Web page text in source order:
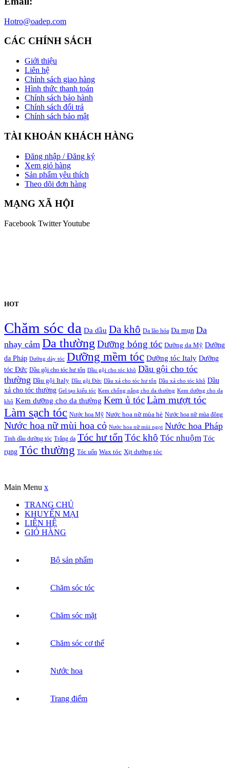
Hotro@oadep.com
CÁC CHÍNH SÁCH
Giới thiệu
Liên hệ
Chính sách giao hàng
Hình thức thanh toán
Chính sách bảo hành
Chính sách đổi trả
Chính sách bảo mật
TÀI KHOẢN KHÁCH HÀNG
Đăng nhập / Đăng ký
Xem giỏ hàng
Sản phẩm yêu thích
Theo dõi đơn hàng
MẠNG XÃ HỘI
Facebook TwitterYoutube
HOT
Chăm sóc da Da dầu Da khô Da lão hóa Da mụn Da
nhạy cảm Da thường Dưỡng bóng tóc Dưỡng da Mỹ Dưỡng
da Pháp Dưỡng dày tóc Dưỡng mềm tóc Dưỡng tóc Italy Dưỡng
tóc Đức Dầu gội cho tóc hư tổn Dầu gội cho tóc khô Dầu gội cho tóc
thường Dầu gội Italy Dầu gội Đức Dầu xả cho tóc hư tổn Dầu xả cho tóc khô Dầu
xả cho tóc thường Gel tạo kiểu tóc Kem chống nắng cho da thường Kem dưỡng cho da
khô Kem dưỡng cho da thường Kem ủ tócLàm mượt tóc
Làm sạch tóc Nước hoa Mỹ Nước hoa nữ mùa hè Nước hoa nữ mùa đông
Nước hoa nữ mùi hoa cỏ Nước hoa nữ mùi ngọt Nước hoa Pháp
Tinh dầu dưỡng tóc Trắng da Tóc hư tổnTóc khô Tóc nhuộm Tóc
rụng Tóc thường Tóc uốn Wax tóc Xịt dưỡng tóc
Main Menu x
TRANG CHỦ
KHUYẾN MẠI
LIÊN HỆ
GIỎ HÀNG
Bộ sản phẩm
Chăm sóc tóc
Chăm sóc mặt
Chăm sóc cơ thể
Nước hoa
Trang điểm